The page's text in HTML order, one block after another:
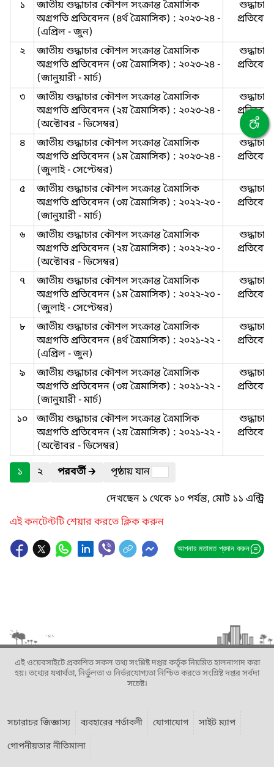
১
জাতীয় শুদ্ধাচার কৌশল সংক্রান্ত ত্রৈমাসিক
অগ্রগতি প্রতিবেদন (৪র্থ ত্রৈমাসিক) : ২০২৩-২৪ -
(এপ্রিল - জুন)
শুদ্ধাচার-
২
জাতীয় শুদ্ধাচার কৌশল সংক্রান্ত ত্রৈমাসিক
অগ্রগতি প্রতিবেদন (৩য় ত্রৈমাসিক) : ২০২৩-২৪ -
(জানুয়ারী - মার্চ)
শুদ্ধাচার-
৩
জাতীয় শুদ্ধাচার কৌশল সংক্রান্ত ত্রৈমাসিক
অগ্রগতি প্রতিবেদন (২য় ত্রৈমাসিক) : ২০২৩-২৪ -
(অক্টোবর - ডিসেম্বর)
শুদ্ধাচার-
৪
জাতীয় শুদ্ধাচার কৌশল সংক্রান্ত ত্রৈমাসিক
অগ্রগতি প্রতিবেদন (১ম ত্রৈমাসিক) : ২০২৩-২৪ -
(জুলাই - সেপ্টেম্বর)
শুদ্ধাচার-
৫
জাতীয় শুদ্ধাচার কৌশল সংক্রান্ত ত্রৈমাসিক
অগ্রগতি প্রতিবেদন (৩য় ত্রৈমাসিক) : ২০২২-২৩ -
(জানুয়ারী - মার্চ)
শুদ্ধাচার-
৬
জাতীয় শুদ্ধাচার কৌশল সংক্রান্ত ত্রৈমাসিক
অগ্রগতি প্রতিবেদন (২য় ত্রৈমাসিক) : ২০২২-২৩ -
(অক্টোবর - ডিসেম্বর)
শুদ্ধাচার-
৭
জাতীয় শুদ্ধাচার কৌশল সংক্রান্ত ত্রৈমাসিক
অগ্রগতি প্রতিবেদন (১ম ত্রৈমাসিক) : ২০২২-২৩ -
(জুলাই - সেপ্টেম্বর)
শুদ্ধাচার-
৮
জাতীয় শুদ্ধাচার কৌশল সংক্রান্ত ত্রৈমাসিক
অগ্রগতি প্রতিবেদন (৪র্থ ত্রৈমাসিক) : ২০২১-২২ -
(এপ্রিল - জুন)
শুদ্ধাচার-
৯
জাতীয় শুদ্ধাচার কৌশল সংক্রান্ত ত্রৈমাসিক
অগ্রগতি প্রতিবেদন (৩য় ত্রৈমাসিক) : ২০২১-২২ -
(জানুয়ারী - মার্চ)
শুদ্ধাচার-
১০
জাতীয় শুদ্ধাচার কৌশল সংক্রান্ত ত্রৈমাসিক
অগ্রগতি প্রতিবেদন (২য় ত্রৈমাসিক) : ২০২১-২২ -
(অক্টোবর - ডিসেম্বর)
শুদ্ধাচার-
১ ২ পরবর্তী🡲
পৃষ্ঠায় যান
দেখছেন ১ থেকে ১০ পর্যন্ত, মোট ১১ এন্ট্রি
এই কনটেন্টটি শেয়ার করতে ক্লিক করুন
আপনার মতামত প্রদান করুন
এই ওয়েবসাইটে প্রকাশিত সকল তথ্য সংশ্লিষ্ট দপ্তর কর্তৃক নিয়মিত হালনাগাদ করা
হয়। তথ্যের যথার্থতা, নির্ভুলতা ও নির্ভরযোগ্যতা নিশ্চিত করতে সংশ্লিষ্ট দপ্তর সর্বদা
সচেষ্ট।
সচারাচর জিজ্ঞাস্য ব্যবহারের শর্তাবলী যোগাযোগ
সাইট ম্যাপ
গোপনীয়তার নীতিমালা